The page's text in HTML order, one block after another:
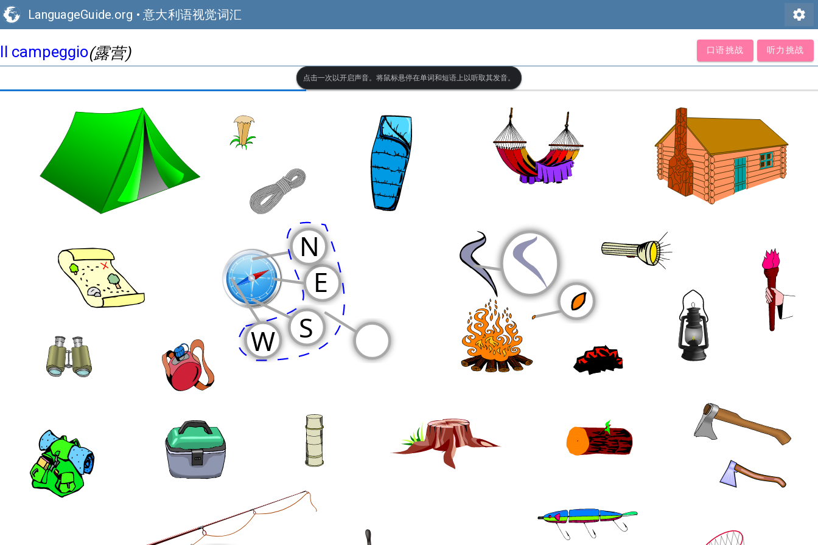
LanguageGuide.org • 意大利语视觉词汇 settings
Il campeggio(露营) 口语挑战 听力挑战
点击一次以开启声音。将鼠标悬停在单词和短语上以听取其发音。